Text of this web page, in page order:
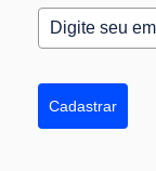
Cadastrar